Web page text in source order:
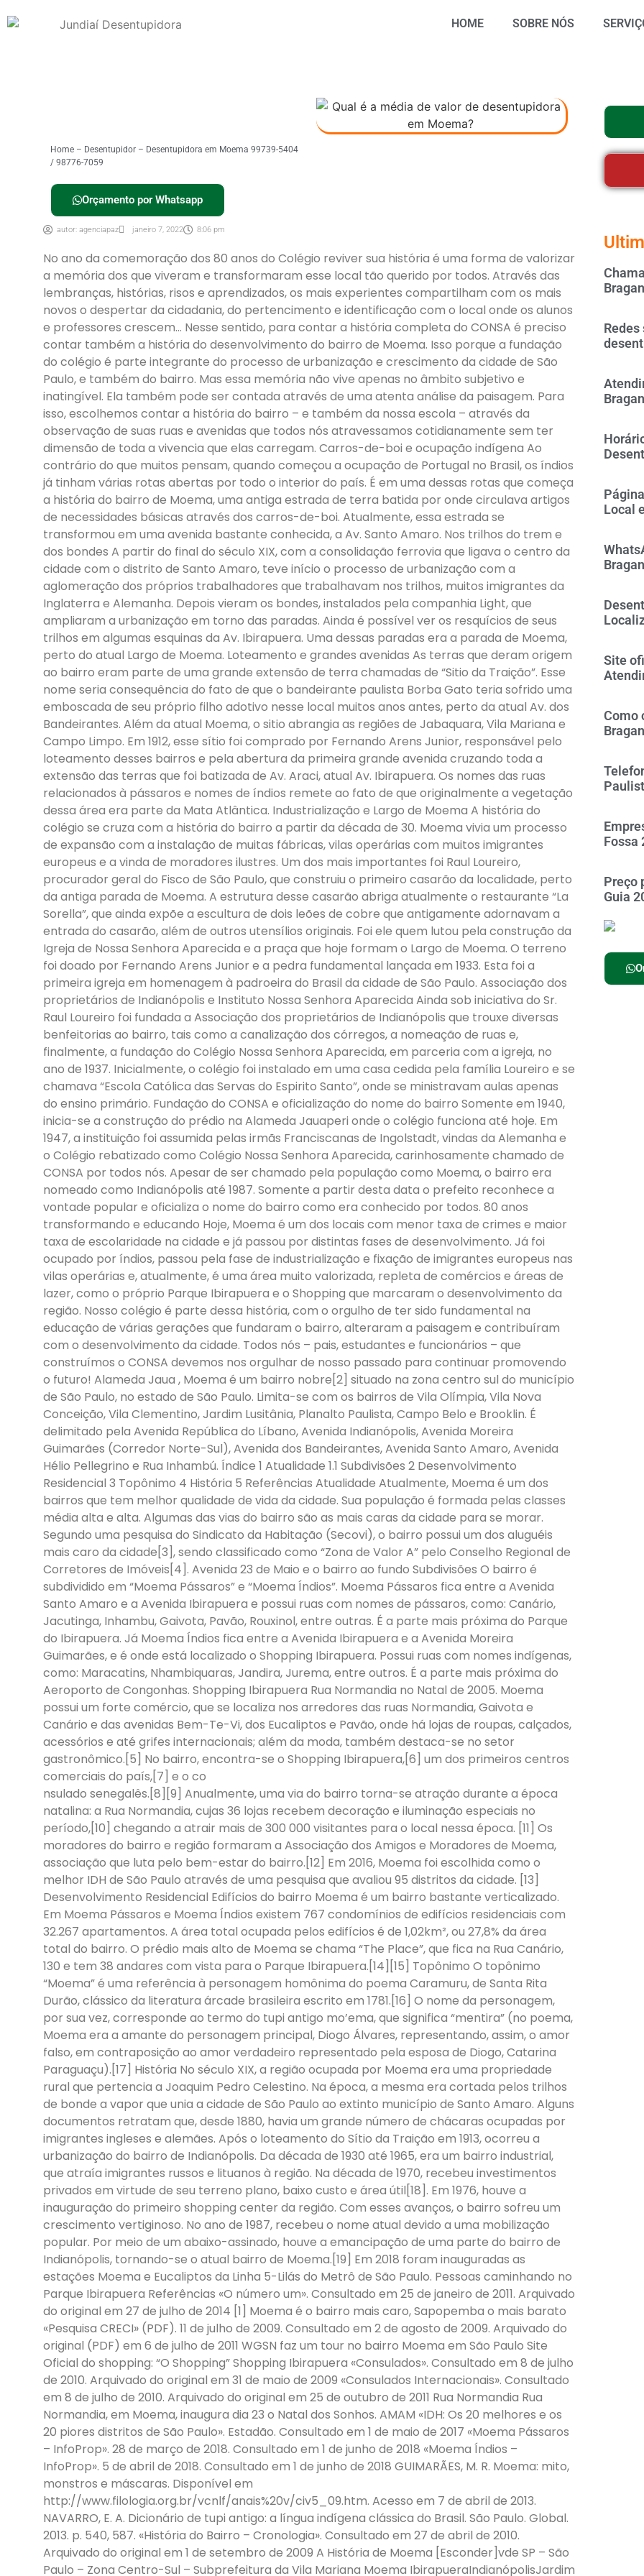
HOME SOBRE NÓS
Home – Desentupidor – Desentupidora em Moema 99739-5404
/ 98776-7059
Orçamento por Whatsapp
autor: agenciapaz janeiro 7, 2022 8:06 pm
No ano da comemoração dos 80 anos do Colégio reviver sua história é uma forma de valorizar
a memória dos que viveram e transformaram esse local tão querido por todos. Através das
lembranças, histórias, risos e aprendizados, os mais experientes compartilham com os mais
novos o despertar da cidadania, do pertencimento e identificação com o local onde os alunos
e professores crescem… Nesse sentido, para contar a história completa do CONSA é preciso
contar também a história do desenvolvimento do bairro de Moema. Isso porque a fundação
do colégio é parte integrante do processo de urbanização e crescimento da cidade de São
Paulo, e também do bairro. Mas essa memória não vive apenas no âmbito subjetivo e
inatingível. Ela também pode ser contada através de uma atenta análise da paisagem. Para
isso, escolhemos contar a história do bairro – e também da nossa escola – através da
observação de suas ruas e avenidas que todos nós atravessamos cotidianamente sem ter
dimensão de toda a vivencia que elas carregam. Carros-de-boi e ocupação indígena Ao
contrário do que muitos pensam, quando começou a ocupação de Portugal no Brasil, os índios
já tinham várias rotas abertas por todo o interior do país. É em uma dessas rotas que começa
a história do bairro de Moema, uma antiga estrada de terra batida por onde circulava artigos
de necessidades básicas através dos carros-de-boi. Atualmente, essa estrada se
transformou em uma avenida bastante conhecida, a Av. Santo Amaro. Nos trilhos do trem e
dos bondes A partir do final do século XIX, com a consolidação ferrovia que ligava o centro da
cidade com o distrito de Santo Amaro, teve início o processo de urbanização com a
aglomeração dos próprios trabalhadores que trabalhavam nos trilhos, muitos imigrantes da
Inglaterra e Alemanha. Depois vieram os bondes, instalados pela companhia Light, que
ampliaram a urbanização em torno das paradas. Ainda é possível ver os resquícios de seus
trilhos em algumas esquinas da Av. Ibirapuera. Uma dessas paradas era a parada de Moema,
perto do atual Largo de Moema. Loteamento e grandes avenidas As terras que deram origem
ao bairro eram parte de uma grande extensão de terra chamadas de “Sitio da Traição”. Esse
nome seria consequência do fato de que o bandeirante paulista Borba Gato teria sofrido uma
emboscada de seu próprio filho adotivo nesse local muitos anos antes, perto da atual Av. dos
Bandeirantes. Além da atual Moema, o sitio abrangia as regiões de Jabaquara, Vila Mariana e
Campo Limpo. Em 1912, esse sítio foi comprado por Fernando Arens Junior, responsável pelo
loteamento desses bairros e pela abertura da primeira grande avenida cruzando toda a
extensão das terras que foi batizada de Av. Araci, atual Av. Ibirapuera. Os nomes das ruas
relacionados à pássaros e nomes de índios remete ao fato de que originalmente a vegetação
dessa área era parte da Mata Atlântica. Industrialização e Largo de Moema A história do
colégio se cruza com a história do bairro a partir da década de 30. Moema vivia um processo
de expansão com a instalação de muitas fábricas, vilas operárias com muitos imigrantes
europeus e a vinda de moradores ilustres. Um dos mais importantes foi Raul Loureiro,
procurador geral do Fisco de São Paulo, que construiu o primeiro casarão da localidade, perto
da antiga parada de Moema. A estrutura desse casarão abriga atualmente o restaurante “La
Sorella”, que ainda expõe a escultura de dois leões de cobre que antigamente adornavam a
entrada do casarão, além de outros utensílios originais. Foi ele quem lutou pela construção da
Igreja de Nossa Senhora Aparecida e a praça que hoje formam o Largo de Moema. O terreno
foi doado por Fernando Arens Junior e a pedra fundamental lançada em 1933. Esta foi a
primeira igreja em homenagem à padroeira do Brasil da cidade de São Paulo. Associação dos
proprietários de Indianópolis e Instituto Nossa Senhora Aparecida Ainda sob iniciativa do Sr.
Raul Loureiro foi fundada a Associação dos proprietários de Indianópolis que trouxe diversas
benfeitorias ao bairro, tais como a canalização dos córregos, a nomeação de ruas e,
finalmente, a fundação do Colégio Nossa Senhora Aparecida, em parceria com a igreja, no
ano de 1937. Inicialmente, o colégio foi instalado em uma casa cedida pela família Loureiro e se
chamava “Escola Católica das Servas do Espirito Santo”, onde se ministravam aulas apenas
do ensino primário. Fundação do CONSA e oficialização do nome do bairro Somente em 1940,
inicia-se a construção do prédio na Alameda Jauaperi onde o colégio funciona até hoje. Em
1947, a instituição foi assumida pelas irmãs Franciscanas de Ingolstadt, vindas da Alemanha e
o Colégio rebatizado como Colégio Nossa Senhora Aparecida, carinhosamente chamado de
CONSA por todos nós. Apesar de ser chamado pela população como Moema, o bairro era
nomeado como Indianópolis até 1987. Somente a partir desta data o prefeito reconhece a
vontade popular e oficializa o nome do bairro como era conhecido por todos. 80 anos
transformando e educando Hoje, Moema é um dos locais com menor taxa de crimes e maior
taxa de escolaridade na cidade e já passou por distintas fases de desenvolvimento. Já foi
ocupado por índios, passou pela fase de industrialização e fixação de imigrantes europeus nas
vilas operárias e, atualmente, é uma área muito valorizada, repleta de comércios e áreas de
lazer, como o próprio Parque Ibirapuera e o Shopping que marcaram o desenvolvimento da
região. Nosso colégio é parte dessa história, com o orgulho de ter sido fundamental na
educação de várias gerações que fundaram o bairro, alteraram a paisagem e contribuíram
com o desenvolvimento da cidade. Todos nós – pais, estudantes e funcionários – que
construímos o CONSA devemos nos orgulhar de nosso passado para continuar promovendo
o futuro! Alameda Jaua , Moema é um bairro nobre[2] situado na zona centro sul do município
de São Paulo, no estado de São Paulo. Limita-se com os bairros de Vila Olímpia, Vila Nova
Conceição, Vila Clementino, Jardim Lusitânia, Planalto Paulista, Campo Belo e Brooklin. É
delimitado pela Avenida República do Líbano, Avenida Indianópolis, Avenida Moreira
Guimarães (Corredor Norte-Sul), Avenida dos Bandeirantes, Avenida Santo Amaro, Avenida
Hélio Pellegrino e Rua Inhambú. Índice 1 Atualidade 1.1 Subdivisões 2 Desenvolvimento
Residencial 3 Topônimo 4 História 5 Referências Atualidade Atualmente, Moema é um dos
bairros que tem melhor qualidade de vida da cidade. Sua população é formada pelas classes
média alta e alta. Algumas das vias do bairro são as mais caras da cidade para se morar.
Segundo uma pesquisa do Sindicato da Habitação (Secovi), o bairro possui um dos aluguéis
mais caro da cidade[3], sendo classificado como “Zona de Valor A” pelo Conselho Regional de
Corretores de Imóveis[4]. Avenida 23 de Maio e o bairro ao fundo Subdivisões O bairro é
subdividido em “Moema Pássaros” e “Moema Índios”. Moema Pássaros fica entre a Avenida
Santo Amaro e a Avenida Ibirapuera e possui ruas com nomes de pássaros, como: Canário,
Jacutinga, Inhambu, Gaivota, Pavão, Rouxinol, entre outras. É a parte mais próxima do Parque
do Ibirapuera. Já Moema Índios fica entre a Avenida Ibirapuera e a Avenida Moreira
Guimarães, e é onde está localizado o Shopping Ibirapuera. Possui ruas com nomes indígenas,
como: Maracatins, Nhambiquaras, Jandira, Jurema, entre outros. É a parte mais próxima do
Aeroporto de Congonhas. Shopping Ibirapuera Rua Normandia no Natal de 2005. Moema
possui um forte comércio, que se localiza nos arredores das ruas Normandia, Gaivota e
Canário e das avenidas Bem-Te-Vi, dos Eucaliptos e Pavão, onde há lojas de roupas, calçados,
acessórios e até grifes internacionais; além da moda, também destaca-se no setor
gastronômico.[5] No bairro, encontra-se o Shopping Ibirapuera,[6] um dos primeiros centros
comerciais do país,[7] e o co
nsulado senegalês.[8][9] Anualmente, uma via do bairro torna-se atração durante a época
natalina: a Rua Normandia, cujas 36 lojas recebem decoração e iluminação especiais no
período,[10] chegando a atrair mais de 300 000 visitantes para o local nessa época. [11] Os
moradores do bairro e região formaram a Associação dos Amigos e Moradores de Moema,
associação que luta pelo bem-estar do bairro.[12] Em 2016, Moema foi escolhida como o
melhor IDH de São Paulo através de uma pesquisa que avaliou 95 distritos da cidade. [13]
Desenvolvimento Residencial Edifícios do bairro Moema é um bairro bastante verticalizado.
Em Moema Pássaros e Moema Índios existem 767 condomínios de edifícios residenciais com
32.267 apartamentos. A área total ocupada pelos edifícios é de 1,02km², ou 27,8% da área
total do bairro. O prédio mais alto de Moema se chama “The Place”, que fica na Rua Canário,
130 e tem 38 andares com vista para o Parque Ibirapuera.[14][15] Topônimo O topônimo
“Moema” é uma referência à personagem homônima do poema Caramuru, de Santa Rita
Durão, clássico da literatura árcade brasileira escrito em 1781.[16] O nome da personagem,
por sua vez, corresponde ao termo do tupi antigo mo’ema, que significa “mentira” (no poema,
Moema era a amante do personagem principal, Diogo Álvares, representando, assim, o amor
falso, em contraposição ao amor verdadeiro representado pela esposa de Diogo, Catarina
Paraguaçu).[17] História No século XIX, a região ocupada por Moema era uma propriedade
rural que pertencia a Joaquim Pedro Celestino. Na época, a mesma era cortada pelos trilhos
de bonde a vapor que unia a cidade de São Paulo ao extinto município de Santo Amaro. Alguns
documentos retratam que, desde 1880, havia um grande número de chácaras ocupadas por
imigrantes ingleses e alemães. Após o loteamento do Sítio da Traição em 1913, ocorreu a
urbanização do bairro de Indianópolis. Da década de 1930 até 1965, era um bairro industrial,
que atraía imigrantes russos e lituanos à região. Na década de 1970, recebeu investimentos
privados em virtude de seu terreno plano, baixo custo e área útil[18]. Em 1976, houve a
inauguração do primeiro shopping center da região. Com esses avanços, o bairro sofreu um
crescimento vertiginoso. No ano de 1987, recebeu o nome atual devido a uma mobilização
popular. Por meio de um abaixo-assinado, houve a emancipação de uma parte do bairro de
Indianópolis, tornando-se o atual bairro de Moema.[19] Em 2018 foram inauguradas as
estações Moema e Eucaliptos da Linha 5-Lilás do Metrô de São Paulo. Pessoas caminhando no
Parque Ibirapuera Referências «O número um». Consultado em 25 de janeiro de 2011. Arquivado
do original em 27 de julho de 2014 [1] Moema é o bairro mais caro, Sapopemba o mais barato
«Pesquisa CRECI» (PDF). 11 de julho de 2009. Consultado em 2 de agosto de 2009. Arquivado do
original (PDF) em 6 de julho de 2011 WGSN faz um tour no bairro Moema em São Paulo Site
Oficial do shopping: “O Shopping” Shopping Ibirapuera «Consulados». Consultado em 8 de julho
de 2010. Arquivado do original em 31 de maio de 2009 «Consulados Internacionais». Consultado
em 8 de julho de 2010. Arquivado do original em 25 de outubro de 2011 Rua Normandia Rua
Normandia, em Moema, inaugura dia 23 o Natal dos Sonhos. AMAM «IDH: Os 20 melhores e os
20 piores distritos de São Paulo». Estadão. Consultado em 1 de maio de 2017 «Moema Pássaros
– InfoProp». 28 de março de 2018. Consultado em 1 de junho de 2018 «Moema Índios –
InfoProp». 5 de abril de 2018. Consultado em 1 de junho de 2018 GUIMARÃES, M. R. Moema: mito,
monstros e máscaras. Disponível em
http://www.filologia.org.br/vcnlf/anais%20v/civ5_09.htm. Acesso em 7 de abril de 2013.
NAVARRO, E. A. Dicionário de tupi antigo: a língua indígena clássica do Brasil. São Paulo. Global.
2013. p. 540, 587. «História do Bairro – Cronologia». Consultado em 27 de abril de 2010.
Arquivado do original em 1 de setembro de 2009 A História de Moema [Esconder]vde SP – São
Paulo – Zona Centro-Sul – Subprefeitura da Vila Mariana Moema IbirapueraIndianópolisJardim
Local
Site
Como
Fossa
Preço
Guia